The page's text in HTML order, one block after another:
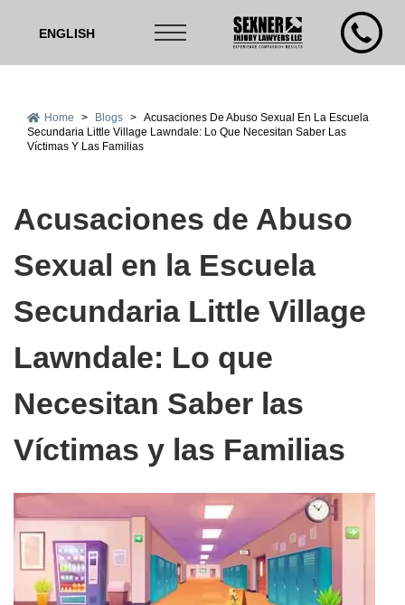
ENGLISH
Home > Blogs > Acusaciones De Abuso Sexual En La Escuela
Secundaria Little Village Lawndale: Lo Que Necesitan Saber Las
Víctimas Y Las Familias
Acusaciones de Abuso
Sexual en la Escuela
Secundaria Little Village
Lawndale: Lo que
Necesitan Saber las
Víctimas y las Familias